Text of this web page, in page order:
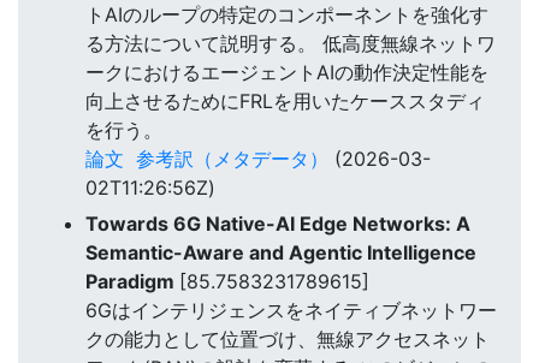
トAIのループの特定のコンポーネントを強化す
る方法について説明する。 低高度無線ネットワ
ークにおけるエージェントAIの動作決定性能を
向上させるためにFRLを用いたケーススタディ
を行う。
論文 参考訳（メタデータ）
(2026-03-
02T11:26:56Z)
Towards 6G Native-AI Edge Networks: A
Semantic-Aware and Agentic Intelligence
Paradigm [85.7583231789615]
6Gはインテリジェンスをネイティブネットワー
クの能力として位置づけ、無線アクセスネット